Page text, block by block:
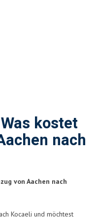
kostet
nach
von Aachen nach
Kocaeli und möchtest